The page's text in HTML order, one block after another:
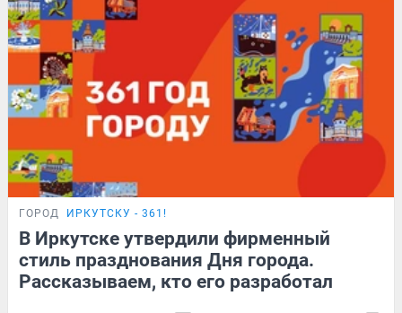
ГОРОД ИРКУТСКУ - 361!
В Иркутске утвердили фирменный
стиль празднования Дня города.
Рассказываем, кто его разработал